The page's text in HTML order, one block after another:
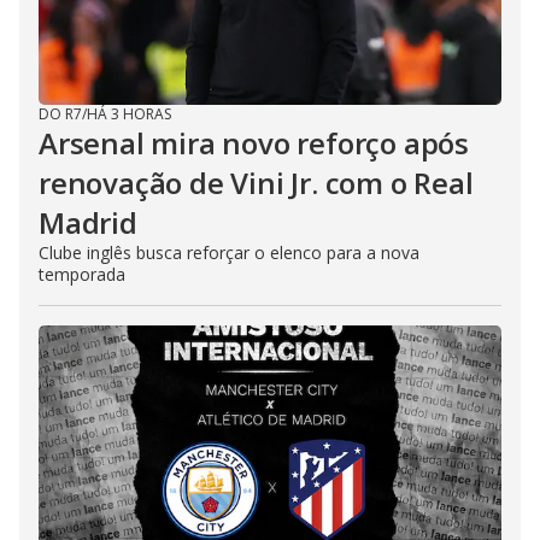
DO R7/HÁ 3 HORAS
Arsenal mira novo reforço após
renovação de Vini Jr. com o Real
Madrid
Clube inglês busca reforçar o elenco para a nova
temporada